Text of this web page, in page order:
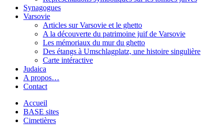
Synagogues
Varsovie
Articles sur Varsovie et le ghetto
A la découverte du patrimoine juif de Varsovie
Les mémoriaux du mur du ghetto
Des étangs à Umschlagplatz, une histoire singulière
Carte intéractive
Judaica
A propos…
Contact
Accueil
BASE sites
Cimetières